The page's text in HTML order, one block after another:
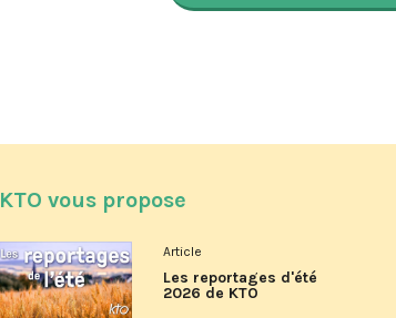
KTO vous propose
Article
Les reportages d'été
2026 de KTO